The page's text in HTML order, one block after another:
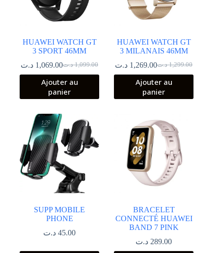
HUAWEI WATCH GT
3 SPORT 46MM
1,099.00 د.تLe
prix
initial
était :
1,069.00 د.ت
Le
prix
actuel
est :
Ajouter au
panier
HUAWEI WATCH GT
3 MILANAIS 46MM
1,299.00 د.تLe
prix
initial
était :
1,269.00 د.ت
Le
prix
actuel
est :
Ajouter au
panier
SUPP MOBILE
PHONE
45.00 د.ت
BRACELET
CONNECTÉ HUAWEI
BAND 7 PINK
289.00 د.ت